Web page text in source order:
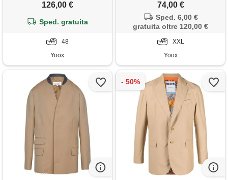
126,00 €
Sped. gratuita
48
Yoox
74,00 €
Sped. 6,00 €
gratuita oltre 120,00 €
XXL
Yoox